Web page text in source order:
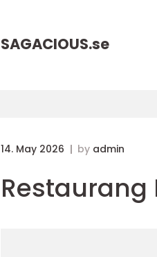
SAGACIOUS.se
14. May 2026 by admin